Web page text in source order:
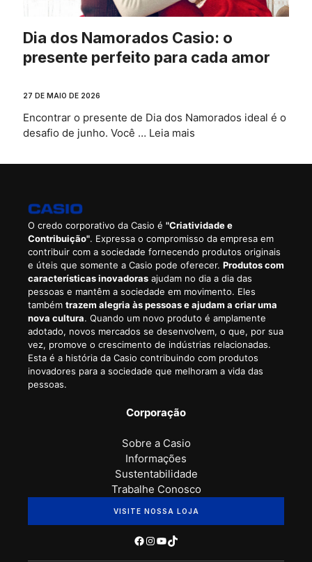
Dia dos Namorados Casio: o
presente perfeito para cada amor
27 DE MAIO DE 2026
Encontrar o presente de Dia dos Namorados ideal é o
desafio de junho. Você … Leia mais
O credo corporativo da Casio é "Criatividade e
Contribuição". Expressa o compromisso da empresa em
contribuir com a sociedade fornecendo produtos originais
e úteis que somente a Casio pode oferecer. Produtos com
características inovadoras ajudam no dia a dia das
pessoas e mantêm a sociedade em movimento. Eles
também trazem alegria às pessoas e ajudam a criar uma
nova cultura. Quando um novo produto é amplamente
adotado, novos mercados se desenvolvem, o que, por sua
vez, promove o crescimento de indústrias relacionadas.
Esta é a história da Casio contribuindo com produtos
inovadores para a sociedade que melhoram a vida das
pessoas.
Corporação
Sobre a Casio
Informações
Sustentabilidade
Trabalhe Conosco
VISITE NOSSA LOJA
Facebook
Instagram
Youtube
TikTok